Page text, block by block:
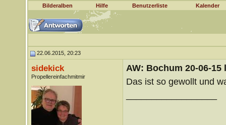
Bilderalben Hilfe Benutzerliste Kalender
22.06.2015, 20:23
sidekick
Propellereinfachmitmir
AW: Bochum 20-06-
Das ist so gewollt und